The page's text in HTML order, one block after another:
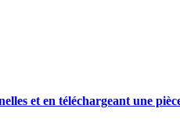
etc.
et en téléchargeant une